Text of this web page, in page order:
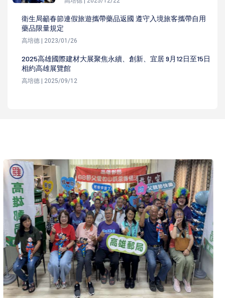
衛生局籲春節連假旅遊攜帶藥品返國 遵守入境旅客攜帶自用
藥品限量規定
高培德 | 2023/01/26
2025高雄國際建材大展聚焦永續、創新、宜居 9月12日至15日
相約高雄展覽館
高培德 | 2025/09/12